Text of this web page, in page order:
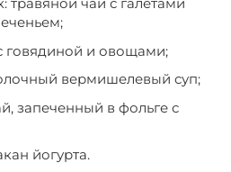
говядиной и овощами;
вермишелевый суп;
запеченный в фольге с
йогурта.